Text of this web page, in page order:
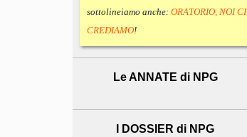
sottolineiamo anche: ORATORIO, NOI CI
CREDIAMO!
Le ANNATE di NPG
I DOSSIER di NPG